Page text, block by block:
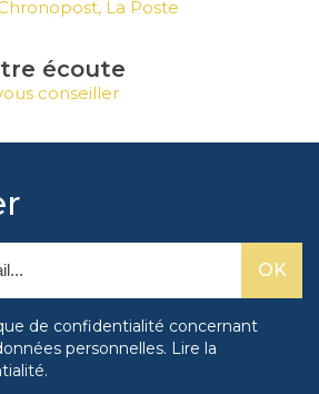
Chronopost, La Poste
écoute
conseiller
de confidentialité concernant
personnelles. Lire la
.